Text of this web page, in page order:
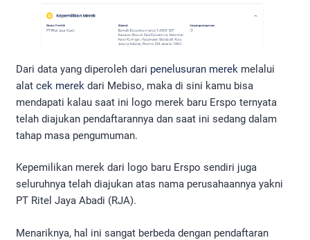
Dari data yang diperoleh dari penelusuran merek melalui
alat cek merek dari Mebiso, maka di sini kamu bisa
mendapati kalau saat ini logo merek baru Erspo ternyata
telah diajukan pendaftarannya dan saat ini sedang dalam
tahap masa pengumuman.
Kepemilikan merek dari logo baru Erspo sendiri juga
seluruhnya telah diajukan atas nama perusahaannya yakni
PT Ritel Jaya Abadi (RJA).
Menariknya, hal ini sangat berbeda dengan pendaftaran